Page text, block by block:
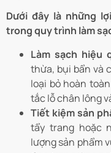
Dưới đây là những
trong quy trình làm
Làm sạch hiệu
thừa, bụi bẩn và
loại bỏ hoàn
tắc lỗ chân lông
Tiết kiệm sản
tẩy trang hoặc
lượng sản phẩm